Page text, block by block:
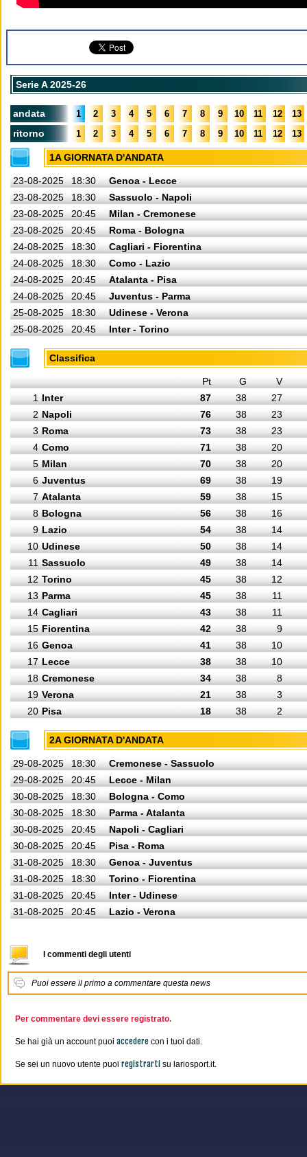
Serie A 2025-26
andata 1 2 3 4 5 6 7 8 9 10 11 12 13
ritorno 1 2 3 4 5 6 7 8 9 10 11 12 13
1A GIORNATA D'ANDATA
23-08-2025 18:30
Genoa - Lecce
23-08-2025
18:30
Sassuolo - Napoli
23-08-2025
20:45
Milan - Cremonese
23-08-2025
20:45
Roma - Bologna
24-08-2025
18:30
Cagliari - Fiorentina
24-08-2025
18:30
Como - Lazio
24-08-2025
20:45
Atalanta - Pisa
24-08-2025
20:45
Juventus - Parma
25-08-2025
18:30
Udinese - Verona
25-08-2025
20:45 Inter - Torino
Classifica
Pt G
V
1 Inter 87 38
27
2 Napoli 76 38
23
3 Roma 73 38
23
4 Como 71 38
20
5 Milan 70 38
20
6 Juventus 69 38
19
7 Atalanta 59 38
15
8 Bologna 56 38
16
9 Lazio 54 38
14
10 Udinese 50 38
14
11 Sassuolo 49 38
14
12 Torino 45 38
12
13 Parma 45 38
11
14 Cagliari 43 38
11
15 Fiorentina 42 38
9
16 Genoa 41 38
10
17 Lecce 38 38
10
18 Cremonese 34 38
8
19 Verona 21 38
3
20 Pisa 18 38 2
2A GIORNATA D'ANDATA
29-08-2025 18:30
Cremonese - Sassuolo
29-08-2025
20:45
Lecce - Milan
30-08-2025
18:30
Bologna - Como
30-08-2025
18:30
Parma - Atalanta
30-08-2025
20:45
Napoli - Cagliari
30-08-2025
20:45
Pisa - Roma
31-08-2025
18:30
Genoa - Juventus
31-08-2025
18:30
Torino - Fiorentina
31-08-2025
20:45
Inter - Udinese
31-08-2025
20:45 Lazio - Verona
I commenti degli utenti
Puoi essere il primo a commentare questa news
Per commentare devi essere registrato.
Se hai già un account puoi accedere con i tuoi dati.
Se sei un nuovo utente puoi registrarti su lariosport.it.